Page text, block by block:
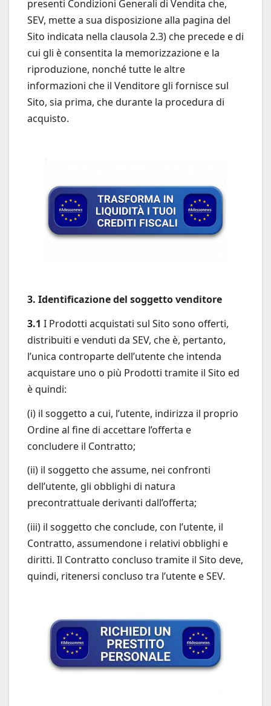
presenti Condizioni Generali di Vendita che,
SEV, mette a sua disposizione alla pagina del
Sito indicata nella clausola 2.3) che precede e di
cui gli è consentita la memorizzazione e la
riproduzione, nonché tutte le altre
informazioni che il Venditore gli fornisce sul
Sito, sia prima, che durante la procedura di
acquisto.
3. Identificazione del soggetto venditore
3.1 I Prodotti acquistati sul Sito sono offerti,
distribuiti e venduti da SEV, che è, pertanto,
l’unica controparte dell’utente che intenda
acquistare uno o più Prodotti tramite il Sito ed
è quindi:
(i) il soggetto a cui, l’utente, indirizza il proprio
Ordine al fine di accettare l’offerta e
concludere il Contratto;
(ii) il soggetto che assume, nei confronti
dell’utente, gli obblighi di natura
precontrattuale derivanti dall’offerta;
(iii) il soggetto che conclude, con l’utente, il
Contratto, assumendone i relativi obblighi e
diritti. Il Contratto concluso tramite il Sito deve,
quindi, ritenersi concluso tra l’utente e SEV.